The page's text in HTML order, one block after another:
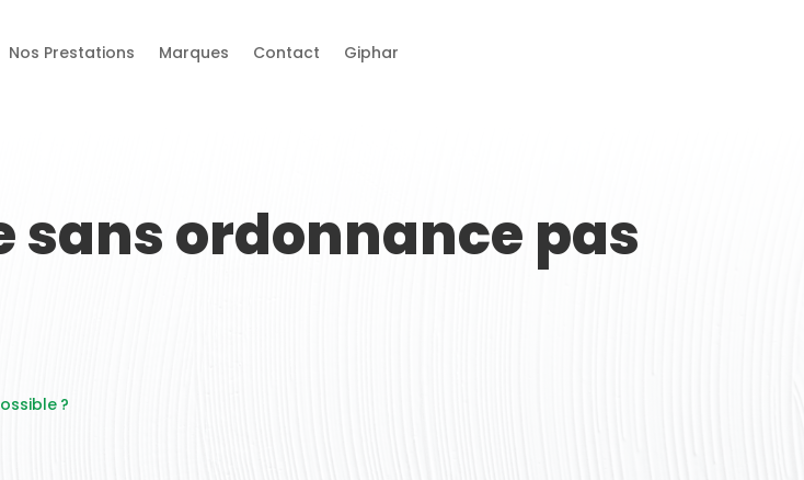
Nos Prestations Marques Contact Giphar
ordonnance pas
?